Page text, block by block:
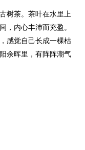
树茶。茶叶在水里上
，内心丰沛而充盈。
感觉自己长成一棵枯
余晖里，有阵阵潮气